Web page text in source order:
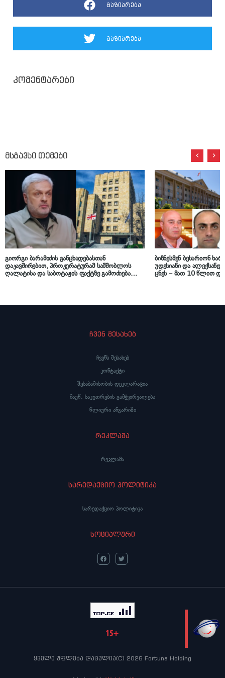
LIVE
გაზიარება
გაზიარება
კომენტარები
მსგავსი თემები
გიორგი ბარამიძის განცხადებასთან
დაკავშირებით, პროკურატურამ სამშობლოს
ღალატისა და საბოტაჟის ფაქტზე გამოძიება
ბიზნესმენ ბესარიონ
უდესიანი და
ცნეს – მათ 10 წლით
ჩვენ შესახებ
ჩვენს შესახებ
კონტაქტი
შესაბამისობის დეკლარაცია
მაუწ. საკუთრების გამჭვირვალება
წლიური ანგარიში
რეკლამა
რეკლამა
სარედაქციო პოლიტიკა
სარედაქციო პოლიტიკა
სოციალური
ყველა უფლება დაცულია(C) 2026 Fortuna Holding